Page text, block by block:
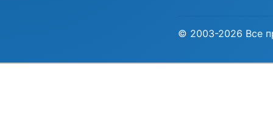
© 2003-2026 Все